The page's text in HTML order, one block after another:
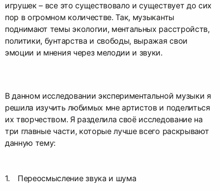
игрушек – все это существовало и существует до сих
пор в огромном количестве. Так, музыканты
поднимают темы экологии, ментальных расстройств,
политики, бунтарства и свободы, выражая свои
эмоции и мнения через мелодии и звуки.
В данном исследовании экспериментальной музыки я
решила изучить любимых мне артистов и поделиться
их творчеством. Я разделила своё исследование на
три главные части, которые лучше всего раскрывают
данную тему:
Переосмысление звука и шума